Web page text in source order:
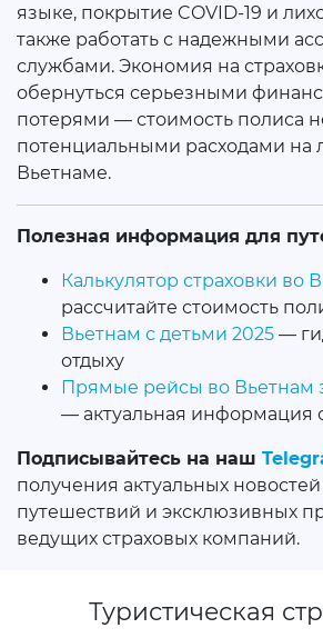
языке, покрытие COVID-19 и
также работать с надежными
службами. Экономия на
обернуться серьезными
потерями — стоимость полиса
потенциальными расходами на
Вьетнаме.
Полезная информация для
Калькулятор страховки во
рассчитайте стоимость
Вьетнам с детьми 2025 —
отдыху
Прямые рейсы во Вьетнам
— актуальная информация
Подписывайтесь на наш
получения актуальных
путешествий и эксклюзивных
ведущих страховых компаний.
Туристическая